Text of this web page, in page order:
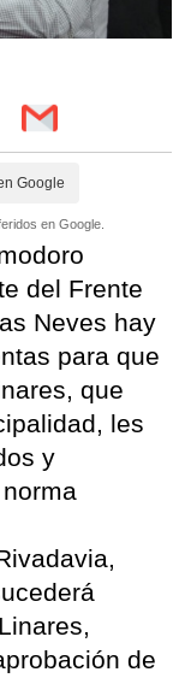
Google
en Google.
del Frente
Neves hay
para que
que
les
y
de